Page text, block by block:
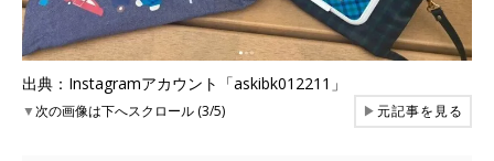
出典：Instagramアカウント「askibk012211」
▼次の画像は下へスクロール (3/5) ▶元記事を見る